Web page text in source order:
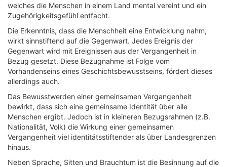
welches die Menschen in einem Land mental vereint und ein
Zugehörigkeitsgefühl entfacht.
Die Erkenntnis, dass die Menschheit eine Entwicklung nahm,
wirkt sinnstiftend auf die Gegenwart. Jedes Ereignis der
Gegenwart wird mit Ereignissen aus der Vergangenheit in
Bezug gesetzt. Diese Bezugnahme ist Folge vom
Vorhandenseins eines Geschichtsbewusstseins, fördert dieses
allerdings auch.
Das Bewusstwerden einer gemeinsamen Vergangenheit
bewirkt, dass sich eine gemeinsame Identität über alle
Menschen ergibt. Jedoch ist in kleineren Bezugsrahmen (z.B.
Nationalität, Volk) die Wirkung einer gemeinsamen
Vergangenheit viel identitätsstiftender als über Landesgrenzen
hinaus.
Neben Sprache, Sitten und Brauchtum ist die Besinnung auf die